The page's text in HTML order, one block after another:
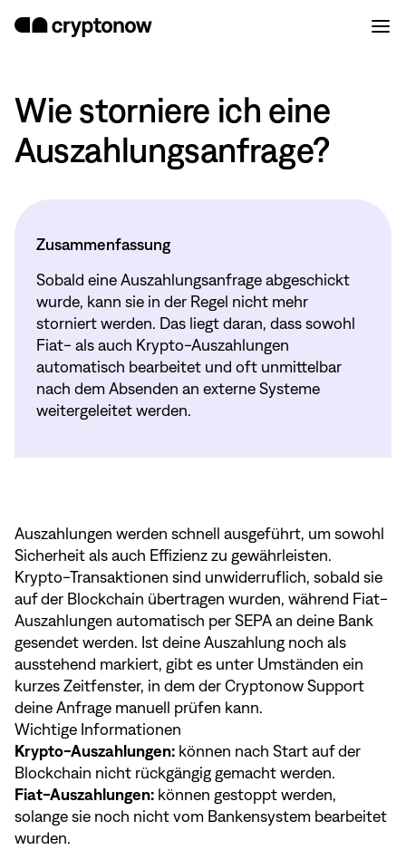
Wie storniere ich eine
Auszahlungsanfrage?
Zusammenfassung
Sobald eine Auszahlungsanfrage abgeschickt
wurde, kann sie in der Regel nicht mehr
storniert werden. Das liegt daran, dass sowohl
Fiat- als auch Krypto-Auszahlungen
automatisch bearbeitet und oft unmittelbar
nach dem Absenden an externe Systeme
weitergeleitet werden.
Auszahlungen werden schnell ausgeführt, um sowohl
Sicherheit als auch Effizienz zu gewährleisten.
Krypto-Transaktionen sind unwiderruflich, sobald sie
auf der Blockchain übertragen wurden, während Fiat-
Auszahlungen automatisch per SEPA an deine Bank
gesendet werden. Ist deine Auszahlung noch als
ausstehend markiert, gibt es unter Umständen ein
kurzes Zeitfenster, in dem der Cryptonow Support
deine Anfrage manuell prüfen kann.
Wichtige Informationen
Krypto-Auszahlungen: können nach Start auf der
Blockchain nicht rückgängig gemacht werden.
Fiat-Auszahlungen: können gestoppt werden,
solange sie noch nicht vom Bankensystem bearbeitet
wurden.